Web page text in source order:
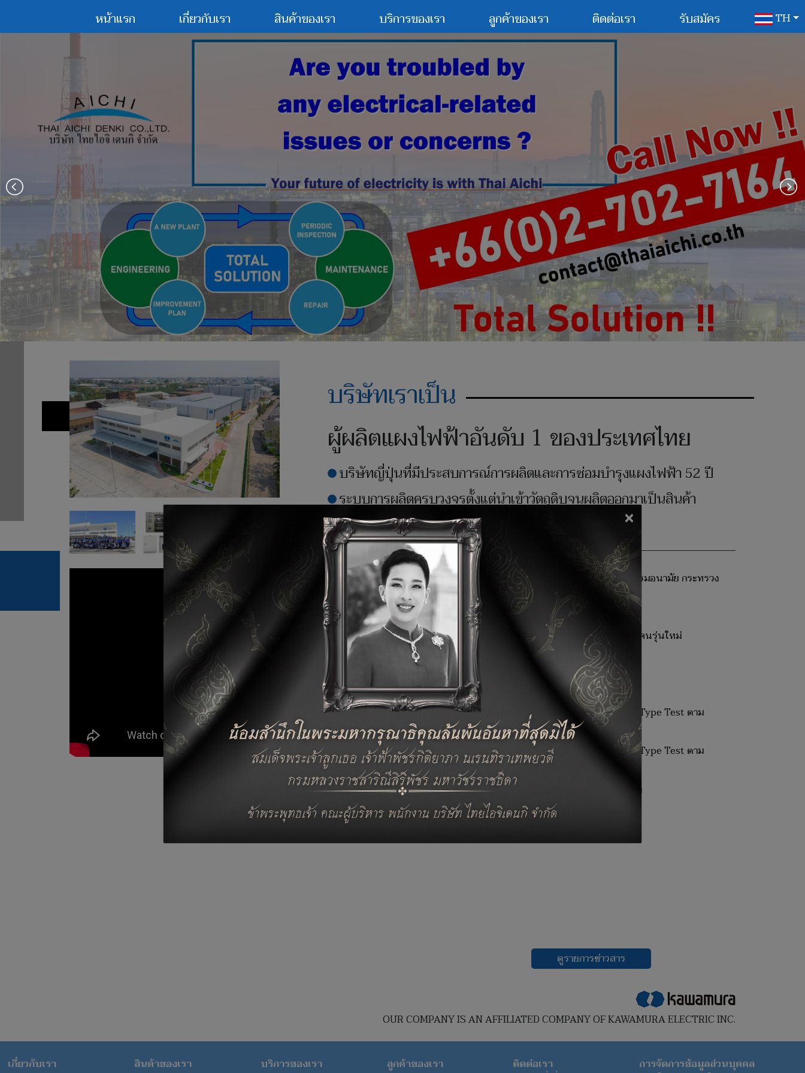
TH
หน้าแรก เกี่ยวกับเรา สินค้าของเรา บริการของเรา ลูกค้าของเรา ติดต่อเรา รับสมัคร
บริษัทเราเป็น
ผู้ผลิตแผงไฟฟ้าอันดับ 1 ของประเทศไทย
บริษัทญี่ปุ่นที่มีประสบการณ์การผลิตและการซ่อมบำรุงแผงไฟฟ้า 52 ปี
ระบบการผลิตครบวงจรตั้งแต่นำเข้าวัตถุดิบจนผลิตออกมาเป็นสินค้า
ข่าวสาร
18.06.2026 บริษัทฯ ได้รับการรับรองมาตรฐานสุขาภิบาลอาหาร (SAN) จากกรมอนามัย กระทรวง
สาธารณสุข
18.06.2026 บริษัทฯ ต้อนรับนักศึกษาฝึกงาน จำนวน 6 คน ประจำปี 2569
12.06.2025 เราส่งเสริมการเรียนรู้และการสร้างประสบการณ์การทำงานให้กับคนรุ่นใหม่
28.05.2025 รับสมัครวิศวกรชาวญี่ปุ่น
28.05.2025 รับสมัครวิศวกร (พนักงาน)
25.11.2024 รับสมัครวิศวกร(Supervisor)
11.09.2024 3200A 14 พฤษภาคม 2025 : ได้รับใบรับรองผลการทดสอบของ Type Test ตาม
มาตรฐาน IEC 61439-2 (MDB-3200A)
11.09.2024 1600A 13 พฤษภาคม 2025 : ได้รับใบรับรองผลการทดสอบของ Type Test ตาม
มาตรฐาน IEC 61439-2 (MDB-1600A)
11.09.2024 1 เมษายน 2566 : ก่อตั้งธุรกิจใหม่「ENGINEERING DIVISION」
ดูรายการข่าวสาร
OUR COMPANY IS AN AFFILIATED COMPANY OF KAWAMURA ELECTRIC INC.
×
เกี่ยวกับเรา สินค้าของเรา บริการของเรา ลูกค้าของเรา ติดต่อเรา การจัดการข้อมูลส่วนบุคคล